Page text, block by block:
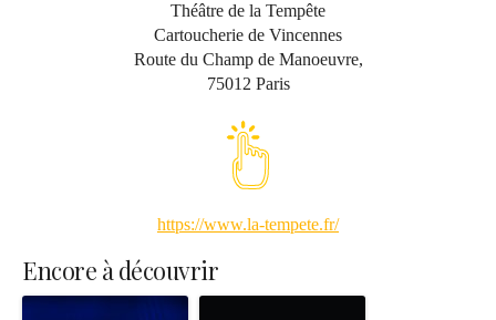
Théâtre de la Tempête
Cartoucherie de Vincennes
Route du Champ de Manoeuvre,
75012 Paris
https://www.la-tempete.fr/
Encore à découvrir